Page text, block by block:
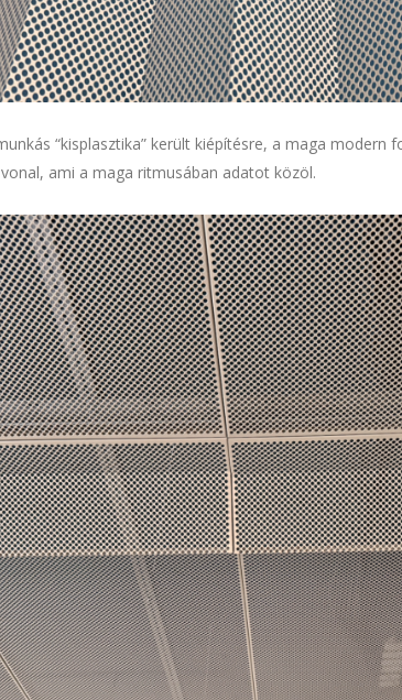
“kisplasztika” került kiépítésre, a maga
ami a maga ritmusában adatot közöl.